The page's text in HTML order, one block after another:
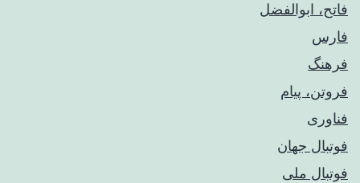
فاتح، ابوالفضل
فارس
فرهنگ
فروتن، پیام
فناوری
فوتبال جهان
فوتبال ملی